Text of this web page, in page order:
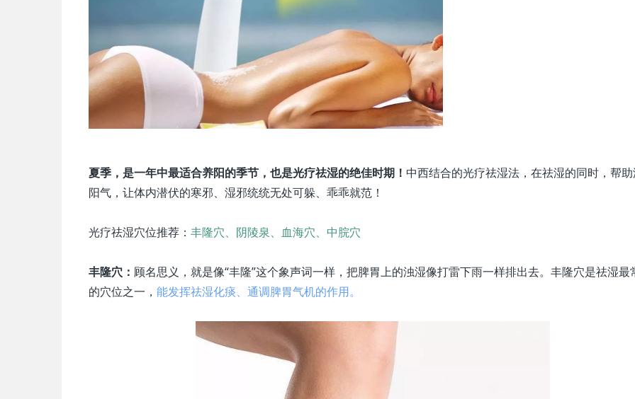
夏季，是一年中最适合养阳的季节，也是光疗祛湿的绝佳时期！ 中西结合的光疗祛湿法，在祛湿的同时，帮
阳气，让体内潜伏的寒邪、湿邪统统无处可躲、乖乖就范！
光疗祛湿穴位推荐： 丰隆穴、阴陵泉、血海穴、中脘穴
丰隆穴： 顾名思义，就是像“丰隆”这个象声词一样，把脾胃上的浊湿像打雷下雨一样排出去。丰隆穴是祛湿最
的穴位之一， 能发挥祛湿化痰、通调脾胃气机的作用。